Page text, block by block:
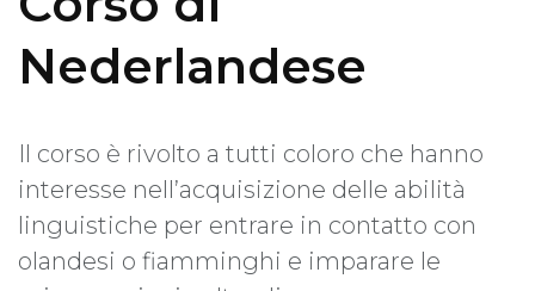
Nederlandese
Il corso è rivolto a tutti coloro che hanno
interesse nell’acquisizione delle abilità
linguistiche per entrare in contatto con
olandesi o fiamminghi e imparare le